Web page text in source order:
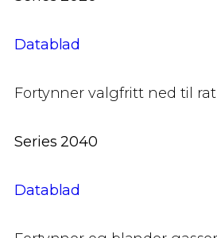
Datablad
Fortynner valgfritt ned til
Series 2040
Datablad